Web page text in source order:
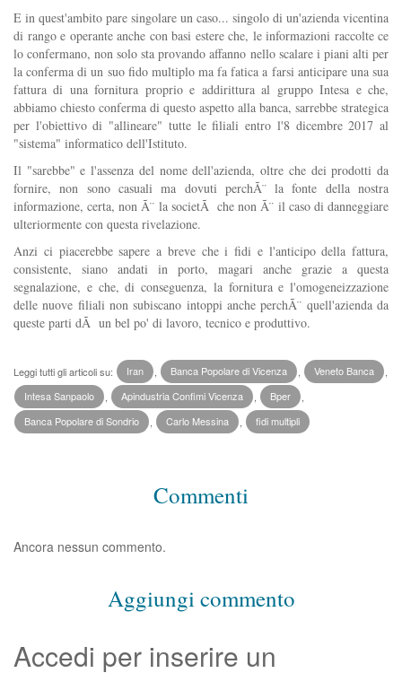
E in quest'ambito pare singolare un caso... singolo di un'azienda vicentina
di rango e operante anche con basi estere che, le informazioni raccolte ce
lo confermano, non solo sta provando affanno nello scalare i piani alti per
la conferma di un suo fido multiplo ma fa fatica a farsi anticipare una sua
fattura di una fornitura proprio e addirittura al gruppo Intesa e che,
abbiamo chiesto conferma di questo aspetto alla banca, sarrebbe strategica
per l'obiettivo di "allineare" tutte le filiali entro l'8 dicembre 2017 al
"sistema" informatico dell'Istituto.
Il "sarebbe" e l'assenza del nome dell'azienda, oltre che dei prodotti da
fornire, non sono casuali ma dovuti perchÃ¨ la fonte della nostra
informazione, certa, non Ã¨ la societÃ che non Ã¨ il caso di danneggiare
ulteriormente con questa rivelazione.
Anzi ci piacerebbe sapere a breve che i fidi e l'anticipo della fattura,
consistente, siano andati in porto, magari anche grazie a questa
segnalazione, e che, di conseguenza, la fornitura e l'omogeneizzazione
delle nuove filiali non subiscano intoppi anche perchÃ¨ quell'azienda da
queste parti dÃ un bel po' di lavoro, tecnico e produttivo.
Leggi tutti gli articoli su: Iran Banca Popolare di Vicenza Veneto Banca
Intesa Sanpaolo
Apindustria Confimi Vicenza Bper
Banca Popolare di Sondrio
Carlo Messina fidi multipli
Commenti
Ancora nessun commento.
Aggiungi commento
Accedi per inserire un